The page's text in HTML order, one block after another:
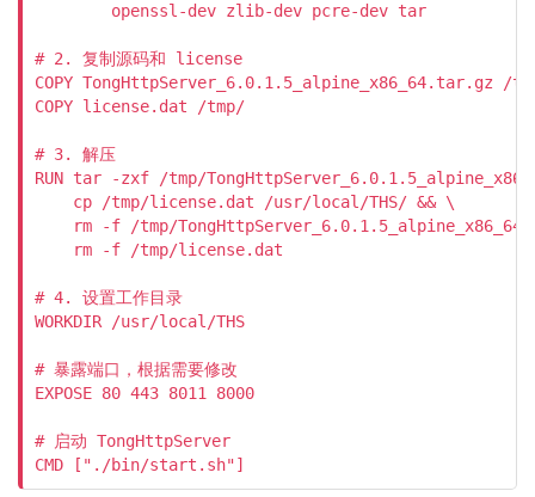
        openssl-dev zlib-dev pcre-dev tar
# 2. 复制源码和 license
COPY TongHttpServer_6.0.1.5_alpine_x86_64.tar.gz /
COPY license.dat /tmp/
# 3. 解压
RUN tar -zxf /tmp/
    cp /tmp/license.dat /usr/local/THS/ && \
rm -f /tmp/
    rm -f /tmp/license.dat
# 4. 设置工作目录
WORKDIR /usr/local/THS
# 暴露端口，根据需要修改
EXPOSE 80 443 8011 8000
# 启动 TongHttpServer
CMD ["./bin/start.sh"]